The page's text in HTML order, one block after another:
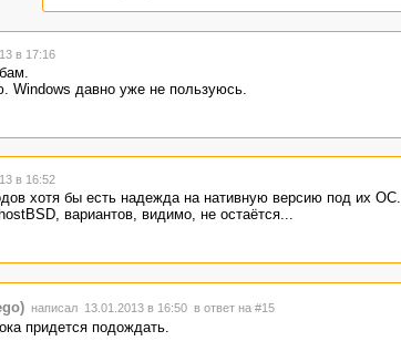
в 17:16
Windows давно уже не пользуюсь.
в 16:52
хотя бы есть надежда на нативную версию под их ОС.
вариантов, видимо, не остаётся...
написал 13.01.2013 в 16:50 в ответ на #15
придется подождать.